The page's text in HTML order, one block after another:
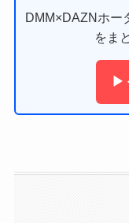
DMM×DAZNホー
をま
▶